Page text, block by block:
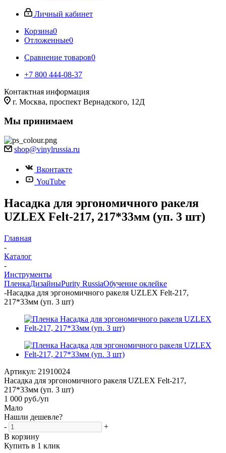
Личный кабинет
Корзина0
Отложенные0
Сравнение товаров0
+7 800 444-08-37
Контактная информация
г. Москва, проспект Вернадского, 12Д
Мы принимаем
shop@vinylrussia.ru
Вконтакте
YouTube
Насадка для эргономичного ракеля
UZLEX Felt-217, 217*33мм (уп. 3 шт)
Главная
-
Каталог
-
Инструменты
ПленкаДизайныPurity RussiaОбучение оклейке
-Насадка для эргономичного ракеля UZLEX Felt-217,
217*33мм (уп. 3 шт)
Артикул: 21910024
Насадка для эргономичного ракеля UZLEX Felt-217,
217*33мм (уп. 3 шт)
1 000 руб./уп
Мало
Нашли дешевле?
-
+
В корзину
Купить в 1 клик